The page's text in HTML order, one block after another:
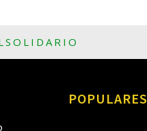
POPULARES